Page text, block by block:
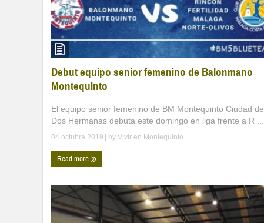
Debut equipo senior femenino de Balonmano
Montequinto
El equipo senior femenino de BM Montequinto Ciudad de
Dos Hermanas debuta este domingo en liga frente a R ...
04 octubre 2019 | by Vivir en Montequinto
Read more